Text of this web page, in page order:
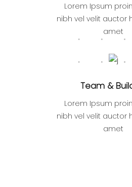
Lorem Ipsum
nibh vel velit auctor
amet
Team &
Lorem Ipsum
nibh vel velit auctor
amet